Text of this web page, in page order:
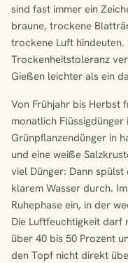
sind fast immer ein
braune, trockene
trockene Luft hindeuten.
Trockenheitstoleranz
Gießen leichter als ein
Von Frühjahr bis Herbst
monatlich
Grünpflanzendünger in
und eine weiße
viel Dünger: Dann
klarem Wasser durch.
Ruhephase ein, in der
Die Luftfeuchtigkeit darf
über 40 bis 50 Prozent
den Topf nicht direkt